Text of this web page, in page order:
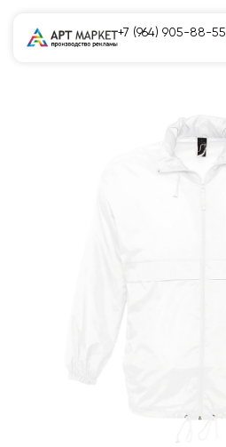
+7 (964) 905-88-55